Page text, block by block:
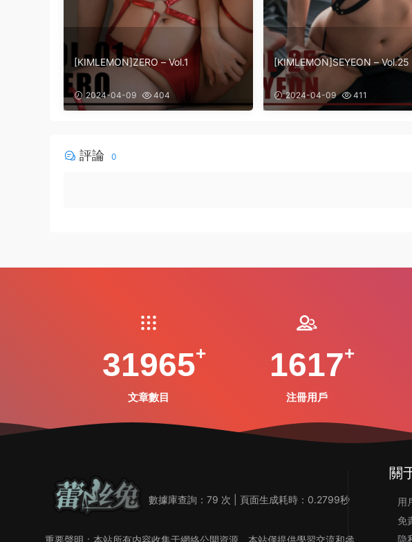
[KIMLEMON]ZERO – Vol.1
2024-04-09 404
[KIMLEMON]SEYEON – Vol.25
2024-04-09 411
評論 0
31965
文章數目
1617
注冊用戶
數據庫查詢：79 次 | 頁面生成耗時：0.2799秒
重要聲明：本站所有内容收集于網絡公開資源，本站僅提供學習交流和參
關
用
免
隐